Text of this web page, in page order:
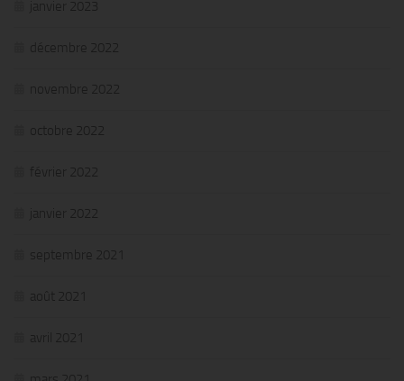
janvier 2023
décembre 2022
novembre 2022
octobre 2022
février 2022
janvier 2022
septembre 2021
août 2021
avril 2021